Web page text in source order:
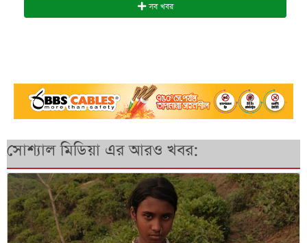
সব খবর
সোশ্যাল মিডিয়া এর আরও খবর: